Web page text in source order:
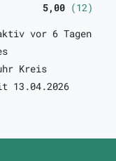
5,00 (12)
vor 6 Tagen
Kreis
13.04.2026